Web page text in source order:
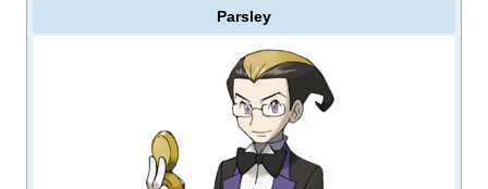
Parsley